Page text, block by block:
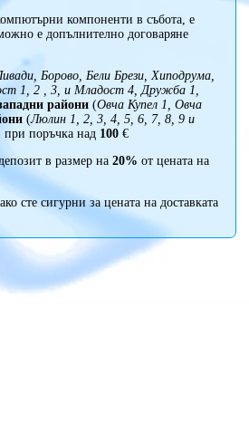
компоненти в събота, е
е допълнително договаряне
Борово, Бели Брези, Хиподрума,
1, 2 , 3, и Младост 4, Дружба 1,
райони(Овча Купел 1, Овча
(Люлин 1, 2, 3, 4, 5, 6, 7, 8, 9 и
при поръчка над 100€
в размер на 20% от цената на
сте сигурни за цената на доставката